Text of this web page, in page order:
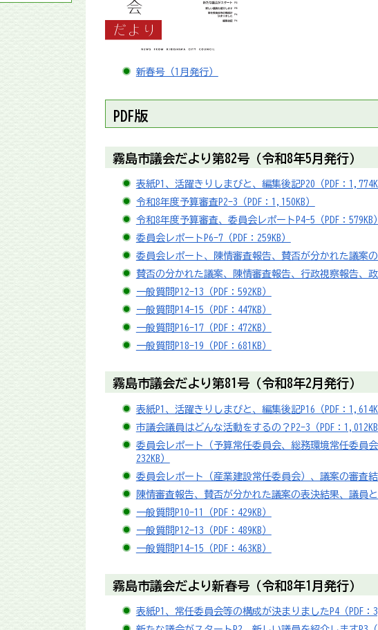
新春号（1月発行）
PDF版
霧島市議会だより第82号（令和8年5月発行）
表紙P1、活躍きりしまびと、編集後記P20（PDF：
令和8年度予算審査P2-3（PDF：1,150KB）
令和8年度予算審査、委員会レポートP4-5（PDF：579KB）
委員会レポートP6-7（PDF：259KB）
委員会レポート、陳情審査報告、賛否が分かれた議案の
賛否の分かれた議案、陳情審査報告、行政視察報告、政
一般質問P12-13（PDF：592KB）
一般質問P14-15（PDF：447KB）
一般質問P16-17（PDF：472KB）
一般質問P18-19（PDF：681KB）
霧島市議会だより第81号（令和8年2月発行）
表紙P1、活躍きりしまびと、編集後記P16（PDF：
市議会議員はどんな活動をするの？P2-3（PDF：1,012KB
委員会レポート（予算常任委員会、総務環境常任委員会
232KB）
委員会レポート（産業建設常任委員会）、議案の審査結
陳情審査報告、賛否が分かれた議案の表決結果、議員と
一般質問P10-11（PDF：429KB）
一般質問P12-13（PDF：489KB）
一般質問P14-15（PDF：463KB）
霧島市議会だより新春号（令和8年1月発行）
表紙P1、常任委員会等の構成が決まりましたP4（PDF：